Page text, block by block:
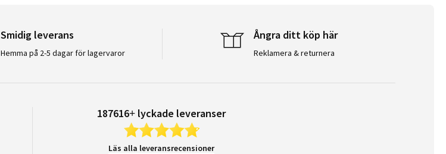
Smidig leverans
Hemma på 2-5 dagar för lagervaror
Ångra ditt köp här
Reklamera & returnera
187616+ lyckade leveranser
Läs alla leveransrecensioner